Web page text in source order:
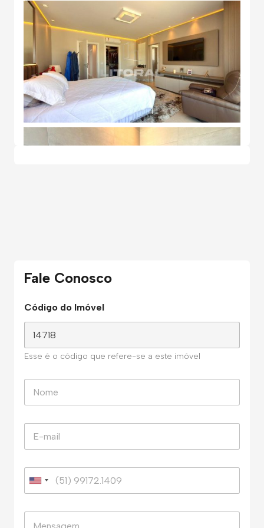
Fale Conosco
Código do Imóvel
Esse é o código que refere-se a este imóvel